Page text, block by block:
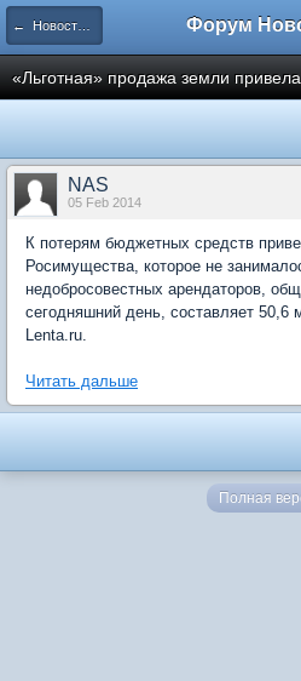
← Новости рынка недвижимости
«Льготная» продажа земли
NAS
05 Feb 2014
К потерям бюджетных средств
Росимущества, которое не
недобросовестных арендаторов,
сегодняшний день, составляет 50,6
Lenta.ru.
Читать дальше
Полная